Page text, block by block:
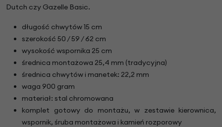
Dutch czy Gazelle Basic.
długość chwytów 15 cm
szerokość 50 / 59 / 62 cm
wysokość wspornika 25 cm
średnica montażowa 25,4 mm (tradycyjna)
średnica chwytów i manetek: 22,2 mm
waga 900 gram
materiał: stal chromowana
komplet gotowy do montażu, w zestawie kierownica,
wspornik, śruba montażowa i kamień rozporowy